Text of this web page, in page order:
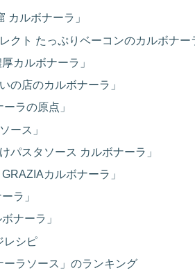
カルボナーラ」
クト たっぷりベーコンのカルボナー
カルボナーラ」
の店のカルボナーラ」
ラの原点」
ース」
パスタソース カルボナーラ」
カルボナーラ」
ラ」
ナーラ」
レシピ
ーラソース」のランキング